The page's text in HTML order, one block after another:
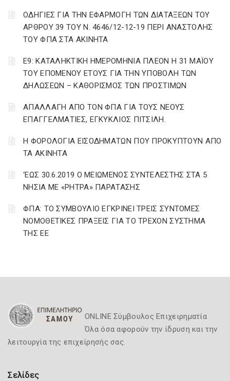
ΟΔΗΓΙΕΣ ΓΙΑ ΤΗΝ ΕΦΑΡΜΟΓΗ ΤΩΝ ΔΙΑΤΑΞΕΩΝ ΤΟΥ
ΑΡΘΡΟΥ 39 ΤΟΥ Ν. 4646/12-12-19 ΠΕΡΙ ΑΝΑΣΤΟΛΗΣ
ΤΟΥ ΦΠΑ ΣΤΑ ΑΚΙΝΗΤΑ
Ε9: ΚΑΤΑΛΗΚΤΙΚΗ ΗΜΕΡΟΜΗΝΙΑ ΠΛΕΟΝ Η 31 ΜΑΪΟΥ
ΤΟΥ ΕΠΟΜΕΝΟΥ ΕΤΟΥΣ ΓΙΑ ΤΗΝ ΥΠΟΒΟΛΗ ΤΩΝ
ΔΗΛΩΣΕΩΝ – ΚΑΘΟΡΙΣΜΟΣ ΤΩΝ ΠΡΟΣΤΙΜΩΝ
ΑΠΑΛΛΑΓΗ ΑΠΟ ΤΟΝ ΦΠΑ ΓΙΑ ΤΟΥΣ ΝΕΟΥΣ
ΕΠΑΓΓΕΛΜΑΤΙΕΣ, ΕΓΚΥΚΛΙΟΣ ΠΙΤΣΙΛΗ.
Η ΦΟΡΟΛΟΓΙΑ ΕΙΣΟΔΗΜΑΤΩΝ ΠΟΥ ΠΡΟΚΥΠΤΟΥΝ ΑΠΟ
ΤΑ ΑΚΙΝΗΤΑ
‘ΕΩΣ 30.6.2019 Ο ΜΕΙΩΜΕΝΟΣ ΣΥΝΤΕΛΕΣΤΗΣ ΣΤΑ 5
ΝΗΣΙΑ ΜΕ «ΡΗΤΡΑ» ΠΑΡΑΤΑΣΗΣ
ΦΠΑ: ΤΟ ΣΥΜΒΟΥΛΙΟ ΕΓΚΡΙΝΕΙ ΤΡΕΙΣ ΣΥΝΤΟΜΕΣ
ΝΟΜΟΘΕΤΙΚΕΣ ΠΡΑΞΕΙΣ ΓΙΑ ΤΟ ΤΡΕΧΟΝ ΣΥΣΤΗΜΑ
ΤΗΣ ΕΕ
ONLINE Σύμβουλος Επιχειρηματία
Όλα όσα αφορούν την ίδρυση και την
λειτουργία της επιχείρησής σας.
Σελίδες